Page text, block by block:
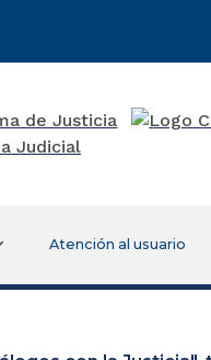
Atención al usuario